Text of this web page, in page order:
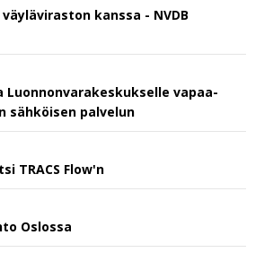
kanssa - NVDB
Luonnonvarakeskukselle vapaa-
sähköisen palvelun
TRACS Flow'n
Oslossa